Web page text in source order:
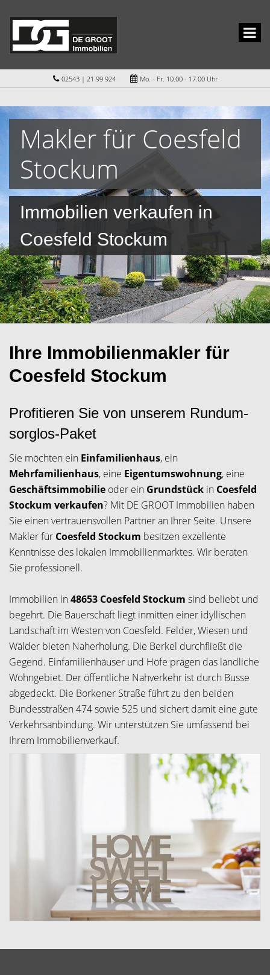
02543 | 21 99 924 Mo. - Fr. 10.00 - 17.00 Uhr
Makler für Coesfeld
Stockum
Immobilien verkaufen in
Coesfeld Stockum
Ihre Immobilienmakler für
Coesfeld Stockum
Profitieren Sie von unserem Rundum-
sorglos-Paket
Sie möchten ein Einfamilienhaus, ein
Mehrfamilienhaus, eine Eigentumswohnung, eine
Geschäftsimmobilie oder ein Grundstück in Coesfeld
Stockum verkaufen? Mit DE GROOT Immobilien haben
Sie einen vertrauensvollen Partner an Ihrer Seite. Unsere
Makler für Coesfeld Stockum besitzen exzellente
Kenntnisse des lokalen Immobilienmarktes. Wir beraten
Sie professionell.
Immobilien in48653 Coesfeld Stockum sind beliebt und
begehrt. Die Bauerschaft liegt inmitten einer idyllischen
Landschaft im Westen von Coesfeld. Felder, Wiesen und
Wälder bieten Naherholung. Die Berkel durchfließt die
Gegend. Einfamilienhäuser und Höfe prägen das ländliche
Wohngebiet. Der öffentliche Nahverkehr ist durch Busse
abgedeckt. Die Borkener Straße führt zu den beiden
Bundesstraßen 474 sowie 525 und sichert damit eine gute
Verkehrsanbindung. Wir unterstützen Sie umfassend bei
Ihrem Immobilienverkauf.